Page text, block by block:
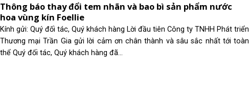
Thông báo thay đổi tem nhãn và bao bì sản phẩm nước
hoa vùng kín Foellie
Kính gửi: Quý đối tác, Quý khách hàng Lời đầu tiên Công ty TNHH Phát triển
Thương mại Trần Gia gửi lời cảm ơn chân thành và sâu sắc nhất tới toàn
thể Quý đối tác, Quý khách hàng đã...